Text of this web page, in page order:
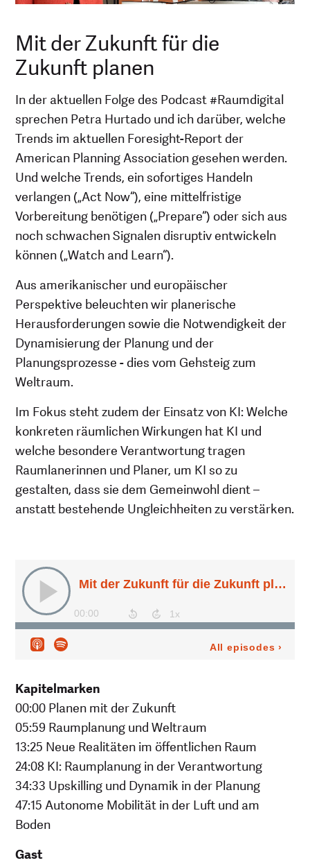
Mit der Zukunft für die
Zukunft planen
In der aktuellen Folge des Podcast #Raumdigital
sprechen Petra Hurtado und ich darüber, welche
Trends im aktuellen Foresight-Report der
American Planning Association gesehen werden.
Und welche Trends, ein sofortiges Handeln
verlangen („Act Now“), eine mittelfristige
Vorbereitung benötigen („Prepare“) oder sich aus
noch schwachen Signalen disruptiv entwickeln
können („Watch and Learn“).
Aus amerikanischer und europäischer
Perspektive beleuchten wir planerische
Herausforderungen sowie die Notwendigkeit der
Dynamisierung der Planung und der
Planungsprozesse - dies vom Gehsteig zum
Weltraum.
Im Fokus steht zudem der Einsatz von KI: Welche
konkreten räumlichen Wirkungen hat KI und
welche besondere Verantwortung tragen
Raumlanerinnen und Planer, um KI so zu
gestalten, dass sie dem Gemeinwohl dient –
anstatt bestehende Ungleichheiten zu verstärken.
Kapitelmarken
00:00 Planen mit der Zukunft
05:59 Raumplanung und Weltraum
13:25 Neue Realitäten im öffentlichen Raum
24:08 KI: Raumplanung in der Verantwortung
34:33 Upskilling und Dynamik in der Planung
47:15 Autonome Mobilität in der Luft und am
Boden
Gast